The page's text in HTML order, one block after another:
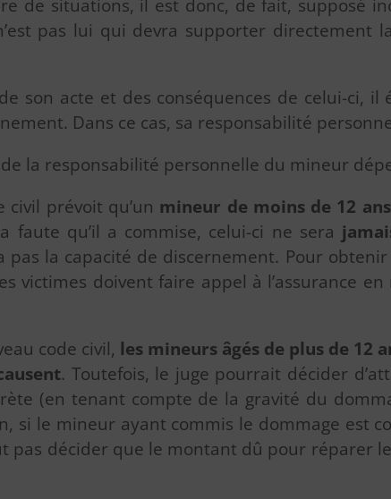
de situations, il est donc, de fait, supposé
pas lui qui devra supporter directement
son acte et des conséquences de celui-ci,
Dans ce cas, sa responsabilité
la responsabilité personnelle du mineur
civil prévoit qu’un mineur de moins de 12 ans
faute qu’il a commise, celui-ci ne sera
pas la capacité de discernement. Pour
victimes doivent faire appel à l’assurance
code civil, les mineurs âgés de plus de 12
. Toutefois, le juge pourrait décider
(en tenant compte de la gravité du
si le mineur ayant commis le dommage est
pas décider que le montant dû pour réparer